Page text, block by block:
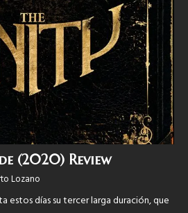
(2020) Review
Lozano
estos días su tercer larga duración, que